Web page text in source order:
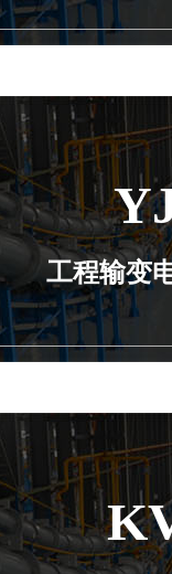
工程输变